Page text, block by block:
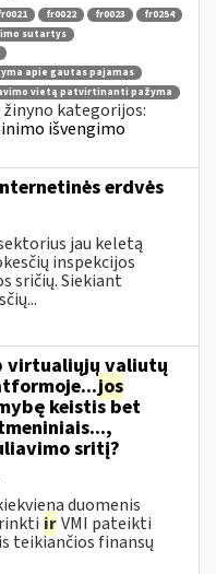
fr0022 fr0023
fr0254
sutartys
apie gautas pajamas
vietą patvirtinanti pažyma
žinyno kategorijos:
išvengimo
erdvės
jau keletą
inspekcijos
sričių. Siekiant
virtualiųjų valiutų
jos
keistis bet
sritį?
duomenis
irVMI pateikti
teikiančios finansų